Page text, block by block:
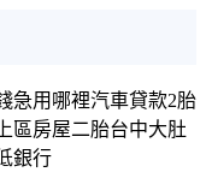
急用哪裡汽車貸款2胎
區房屋二胎台中大肚
銀行